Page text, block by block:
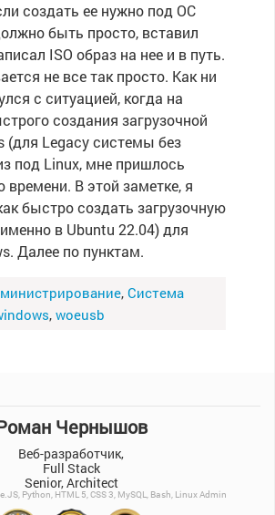
создать ее нужно под ОС
быть просто, вставил
ISO образ на нее и в путь.
не все так просто. Как ни
с ситуацией, когда на
создания загрузочной
(для Legacy системы без
под Linux, мне пришлось
времени. В этой заметке, я
быстро создать загрузочную
в Ubuntu 22.04) для
Далее по пунктам.
, Система
, woeusb
Чернышов
Веб-разработчик,
Full Stack
Senior, Architect
Python, HTML 5, CSS 3, MySQL, Bash, Linux Admin